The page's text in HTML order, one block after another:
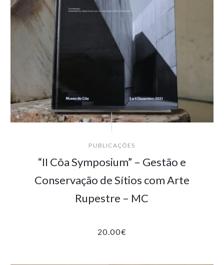
PUBLICAÇÕES
“II Côa Symposium” – Gestão e
Conservação de Sítios com Arte
Rupestre – MC
20.00€